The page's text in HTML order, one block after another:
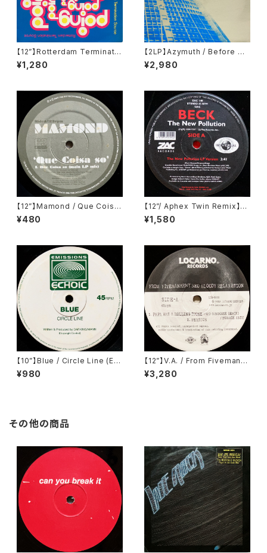
【12”】Rotterdam Terminatio
n Source / Poing (SEP Musi
c) (EDGE 12-4)
¥1,280
【2LP】Azymuth / Before We
Forget (Far Out Recording
s) (FARO 046DLP)
¥2,980
【12”】Mamond / Que Coisa
So? (Far Out Recordings)
(FARO 056)
¥480
【12”/ Aphex Twin Remix】B
eck / The New Pollution (Z
ac Records) (ZAC 148)
¥1,580
【10”】Blue / Circle Line (Em
issions Echoic) (PT018)
¥980
【12”】V.A. / From Fivemanar
my Neo Bloody Relaxation
(Locarno Records) (LCN-0
¥3,280
その他の商品